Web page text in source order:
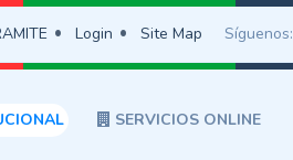
Síguenos:
Login Site Map
SERVICIOS ONLINE